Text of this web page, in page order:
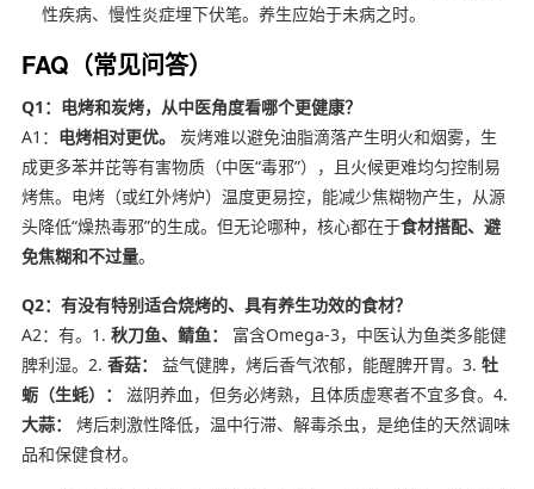
性疾病、慢性炎症埋下伏笔。养生应始于未病之时。
FAQ（常见问答）
Q1：电烤和炭烤，从中医角度看哪个更健康？
A1： 电烤相对更优。
炭烤难以避免油脂滴落产生明火和烟雾，生
成更多苯并芘等有害物质（中医“毒邪”），且火候更难均匀控制易
烤焦。电烤（或红外烤炉）温度更易控，能减少焦糊物产生，从源
头降低“燥热毒邪”的生成。但无论哪种，核心都在于食材搭配、避
免焦糊和不过量。
Q2：有没有特别适合烧烤的、具有养生功效的食材？
A2：有。1. 秋刀鱼、鲭鱼：
富含Omega-3，中医认为鱼类多能健
脾利湿。2. 香菇： 益气健脾，烤后香气浓郁，能醒脾开胃。3. 牡
蛎（生蚝）：
滋阴养血，但务必烤熟，且体质虚寒者不宜多食。4.
大蒜：
烤后刺激性降低，温中行滞、解毒杀虫，是绝佳的天然调味
品和保健食材。